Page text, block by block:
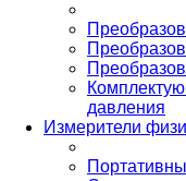
давления
Измерители